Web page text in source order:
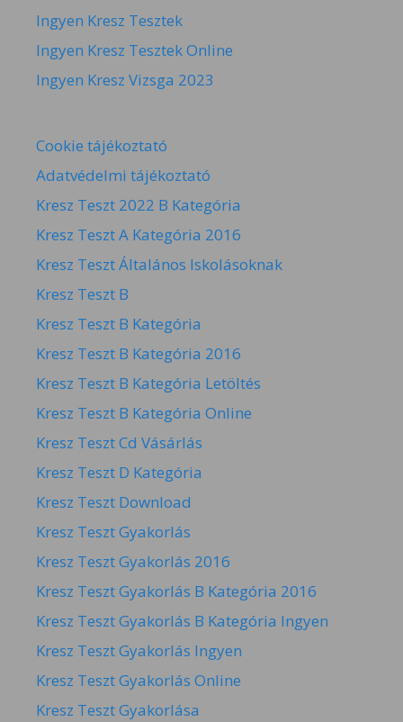
Ingyen Kresz Tesztek
Ingyen Kresz Tesztek Online
Ingyen Kresz Vizsga 2023
Cookie tájékoztató
Adatvédelmi tájékoztató
Kresz Teszt 2022 B Kategória
Kresz Teszt A Kategória 2016
Kresz Teszt Általános Iskolásoknak
Kresz Teszt B
Kresz Teszt B Kategória
Kresz Teszt B Kategória 2016
Kresz Teszt B Kategória Letöltés
Kresz Teszt B Kategória Online
Kresz Teszt Cd Vásárlás
Kresz Teszt D Kategória
Kresz Teszt Download
Kresz Teszt Gyakorlás
Kresz Teszt Gyakorlás 2016
Kresz Teszt Gyakorlás B Kategória 2016
Kresz Teszt Gyakorlás B Kategória Ingyen
Kresz Teszt Gyakorlás Ingyen
Kresz Teszt Gyakorlás Online
Kresz Teszt Gyakorlása